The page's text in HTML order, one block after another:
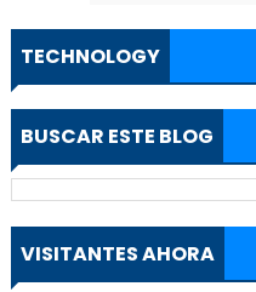
TECHNOLOGY
BUSCAR ESTE BLOG
VISITANTES AHORA